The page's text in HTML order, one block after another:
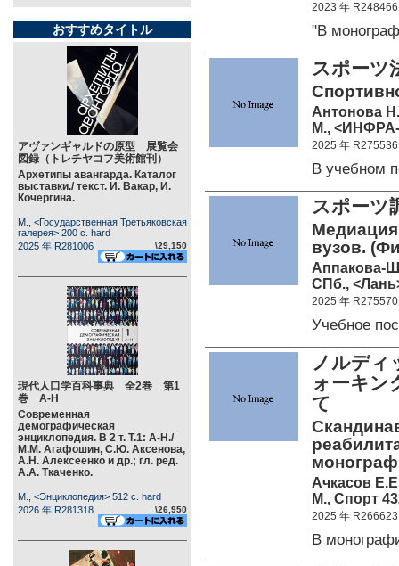
おすすめタイトル
アヴァンギャルドの原型 展覧会
図録（トレチヤコフ美術館刊）
Архетипы авангарда. Каталог
выставки./ текст. И. Вакар, И.
Кочергина.
М., <Государственная Третьяковская
галерея> 200 c. hard
2025 年 R281006
\29,150
現代人口学百科事典 全2巻 第1
巻 А-Н
Современная
демографическая
энциклопедия. В 2 т. Т.1: А-Н./
М.М. Агафошин, С.Ю. Аксенова,
А.Н. Алексеенко и др.; гл. ред.
А.А. Ткаченко.
М., <Энциклопедия> 512 c. hard
2026 年 R281318
\26,950
2023 年 R248466
"В
スポー
Антонова
М., <ИНФРА-
2025 年 R275536
В учебном
スポー
Медиация
вузов.
Аппакова-
СПб.,
2025 年 R275570
Учебное
ノルディ
ォーキ
て
Ачкасов
М., Спорт
2025 年 R266623
В